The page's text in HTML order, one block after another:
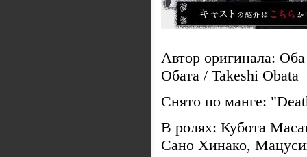
Автор оригинала:
Обата / Takeshi Obata
Снято по манге:
В ролях: Кубота
Сано Хинако,